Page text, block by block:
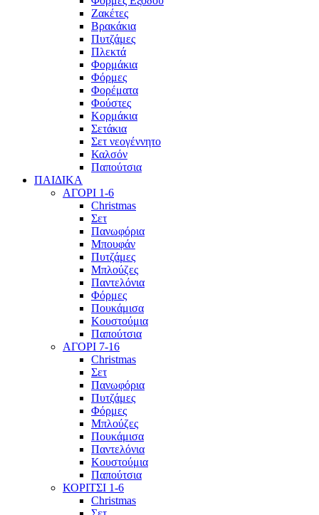
Ζακέτες
Βρακάκια
Πυτζάμες
Πλεκτά
Φορμάκια
Φόρμες
Φορέματα
Φούστες
Κορμάκια
Σετάκια
Σετ νεογέννητο
Καλσόν
Παπούτσια
ΠΑΙΔΙΚΑ
ΑΓΟΡΙ 1-6
Christmas
Σετ
Πανωφόρια
Μπουφάν
Πυτζάμες
Μπλούζες
Παντελόνια
Φόρμες
Πουκάμισα
Κουστούμια
Παπούτσια
ΑΓΟΡΙ 7-16
Christmas
Σετ
Πανωφόρια
Πυτζάμες
Φόρμες
Μπλούζες
Πουκάμισα
Παντελόνια
Κουστούμια
Παπούτσια
ΚΟΡΙΤΣΙ 1-6
Christmas